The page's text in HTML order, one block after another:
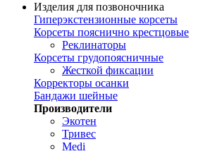
Изделия для позвоночника
Гиперэкстензионные корсеты
Корсеты пояснично крестцовые
Реклинаторы
Корсеты грудопоясничные
Жесткой фиксации
Корректоры осанки
Бандажи шейные
Производители
Экотен
Тривес
Medi